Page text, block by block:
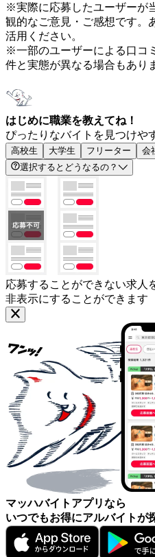
※実際に応募したユーザーが
観的なご意見・ご感想です。
活用ください。
※一部のユーザーによる口コ
件と実態が異なる場合もあり
はじめに職業を教えてね！
ぴったりなバイトを見つけや
高校生 大学生 フリーター 会
選択するとどうなるの？
応募することができない求人
非表示にすることができます
マッハバイトアプリなら
いつでもお得にアルバイトが